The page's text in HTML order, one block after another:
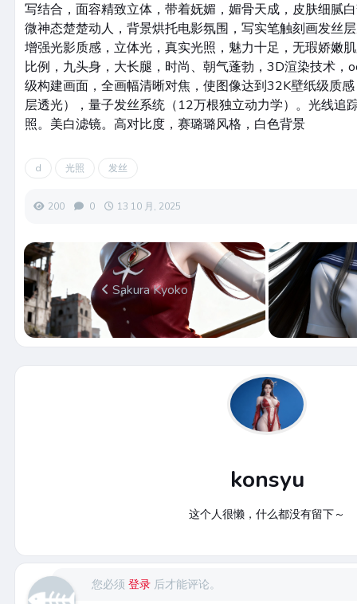
写结合，面容精致立体，带着妩媚，媚骨天成，皮肤细腻
微神态楚楚动人，背景烘托电影氛围，写实笔触刻画发丝
增强光影质感，立体光，真实光照，魅力十足，无瑕娇嫩
比例，九头身，大长腿，时尚、朝气蓬勃，3D渲染技术，
级构建画面，全画幅清晰对焦，使图像达到32K壁纸级质
层透光），量子发丝系统（12万根独立动力学）。光线追
照。美白滤镜。高对比度，赛璐璐风格，白色背景
d 光照 发丝
200 0 13 10 月, 2025
Sakura Kyoko
konsyu
这个人很懒，什么都没有留下～
您必须登录 后才能评论。